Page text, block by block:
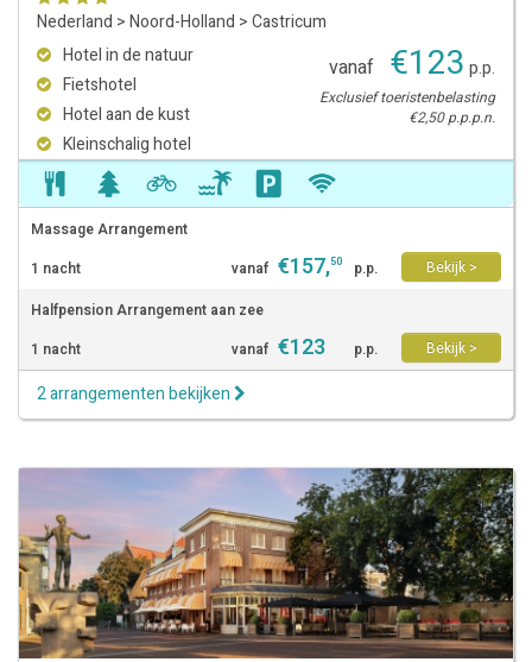
Nederland >Noord-Holland >Castricum
Hotel in de natuur
Fietshotel
Hotel aan de kust
Kleinschalig hotel
vanaf €123 p.p.
Exclusief toeristenbelasting
€2,50 p.p.p.n.
Massage Arrangement
1 nacht
vanaf €157,50 p.p.
Bekijk >
Halfpension Arrangement aan zee
1 nacht
vanaf €123 p.p. Bekijk >
2 arrangementen bekijken